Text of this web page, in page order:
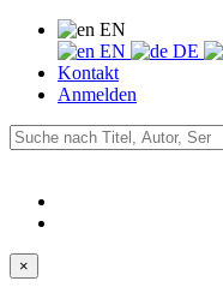
EN
EN
DE
Kontakt
Anmelden
×